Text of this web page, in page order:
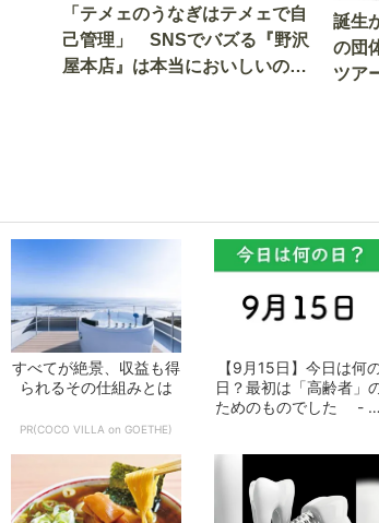
「テメェのうなぎはテメェで自
己管理」 SNSでバズる『野沢
屋本店』は本当においしいの
誕生
の団
ツア
すべてが絶景、収益も得
られるその仕組みとは
PR(COCO VILLA on GOETHE)
【9月15日】今日は何
日？最初は「高齢者」
ためのものでした - お